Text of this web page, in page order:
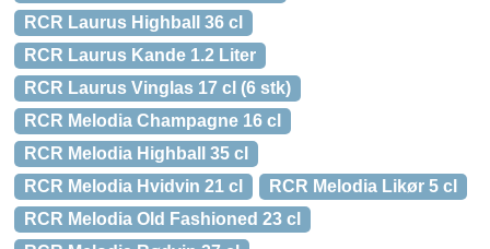
RCR Laurus Highball 36 cl
RCR Laurus Kande 1.2 Liter
RCR Laurus Vinglas 17 cl (6 stk)
RCR Melodia Champagne 16 cl
RCR Melodia Highball 35 cl
RCR Melodia Hvidvin 21 cl
RCR Melodia Likør 5 cl
RCR Melodia Old Fashioned 23 cl